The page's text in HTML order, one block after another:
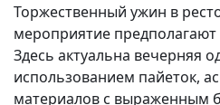
Торжественный ужин в
мероприятие
Здесь актуальна вечерняя
использованием пайеток,
материалов с выраженным